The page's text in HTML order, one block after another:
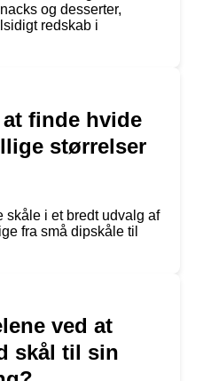
og desserter,
redskab i
finde hvide
størrelser
skåle i et bredt udvalg af
fra små dipskåle til
ved at
skål til sin